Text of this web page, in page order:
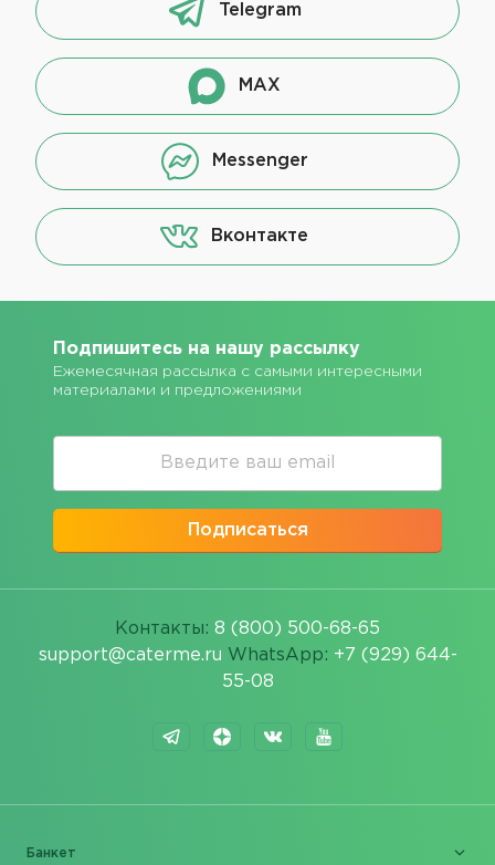
Telegram
MAX
Messenger
Вконтакте
Подпишитесь на нашу рассылку
Ежемесячная рассылка с самыми интересными
материалами и предложениями
Подписаться
Контакты: 8 (800) 500-68-65
support@caterme.ru WhatsApp: +7 (929) 644-
55-08
Банкет